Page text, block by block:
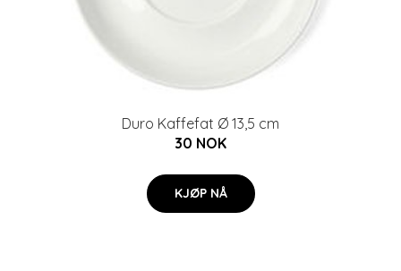
Duro Kaffefat Ø 13,5 cm
30 NOK
KJØP NÅ